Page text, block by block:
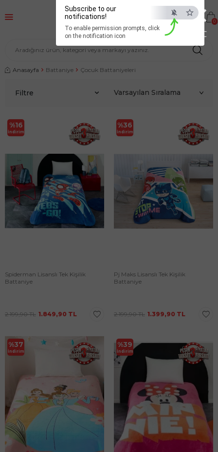
×
ESC
Subscribe to our
notifications!
To enable permission prompts, click
on the notification icon
0
Anasayfa Battaniye Çocuk Battaniyeleri
Filtre
%16
İndirim
Spiderman Lisanslı Tek Kişilik
Battaniye
2.199,90TL 1.849,90 TL
%36
İndirim
Pj Maks Lisanslı Tek Kişilik
Battaniye
2.199,90TL 1.399,90 TL
%37
İndirim
%39
İndirim